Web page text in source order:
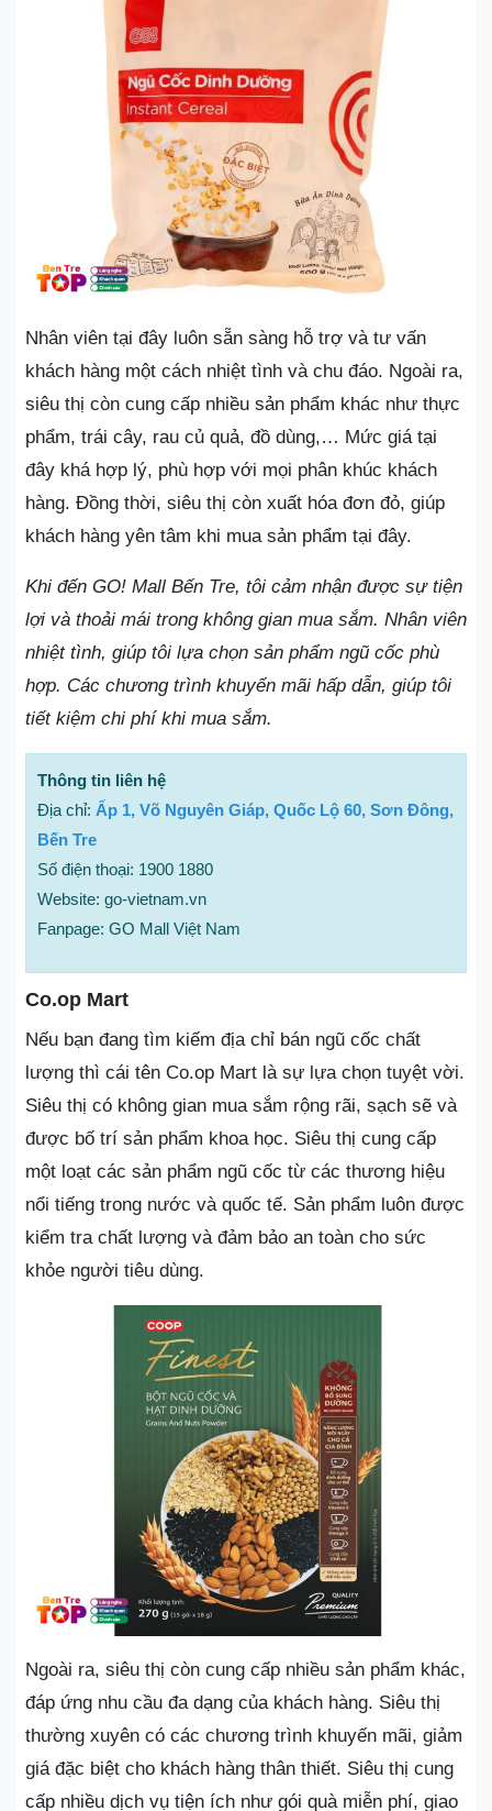
Nhân viên tại đây luôn sẵn sàng hỗ trợ và tư vấn
khách hàng một cách nhiệt tình và chu đáo. Ngoài ra,
siêu thị còn cung cấp nhiều sản phẩm khác như thực
phẩm, trái cây, rau củ quả, đồ dùng,… Mức giá tại
đây khá hợp lý, phù hợp với mọi phân khúc khách
hàng. Đồng thời, siêu thị còn xuất hóa đơn đỏ, giúp
khách hàng yên tâm khi mua sản phẩm tại đây.
Khi đến GO! Mall Bến Tre, tôi cảm nhận được sự tiện
lợi và thoải mái trong không gian mua sắm. Nhân viên
nhiệt tình, giúp tôi lựa chọn sản phẩm ngũ cốc phù
hợp. Các chương trình khuyến mãi hấp dẫn, giúp tôi
tiết kiệm chi phí khi mua sắm.
Thông tin liên hệ
Địa chỉ: Ấp 1, Võ Nguyên Giáp, Quốc Lộ 60, Sơn Đông,
Bến Tre
Số điện thoại: 1900 1880
Website: go-vietnam.vn
Fanpage: GO Mall Việt Nam
Co.op Mart
Nếu bạn đang tìm kiếm địa chỉ bán ngũ cốc chất
lượng thì cái tên Co.op Mart là sự lựa chọn tuyệt vời.
Siêu thị có không gian mua sắm rộng rãi, sạch sẽ và
được bố trí sản phẩm khoa học. Siêu thị cung cấp
một loạt các sản phẩm ngũ cốc từ các thương hiệu
nổi tiếng trong nước và quốc tế. Sản phẩm luôn được
kiểm tra chất lượng và đảm bảo an toàn cho sức
khỏe người tiêu dùng.
Ngoài ra, siêu thị còn cung cấp nhiều sản phẩm khác,
đáp ứng nhu cầu đa dạng của khách hàng. Siêu thị
thường xuyên có các chương trình khuyến mãi, giảm
giá đặc biệt cho khách hàng thân thiết. Siêu thị cung
cấp nhiều dịch vụ tiện ích như gói quà miễn phí, giao